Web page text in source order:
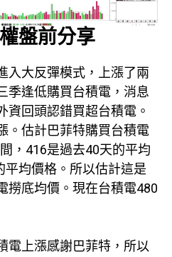
盤前分享
入大反彈模式，上漲了兩
季逢低購買台積電，消息
資回頭認錯買超台積電。
。估計巴菲特購買台積電
，416是過去40天的平均
均價格。所以估計這是
撈底均價。現在台積電480
電上漲感謝巴菲特，所以